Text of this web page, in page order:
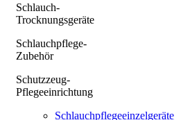
Schlauch-
Trocknungsgeräte
Schlauchpflege-
Zubehör
Schutzzeug-
Pflegeeinrichtung
Schlauchpflegeeinzelgeräte